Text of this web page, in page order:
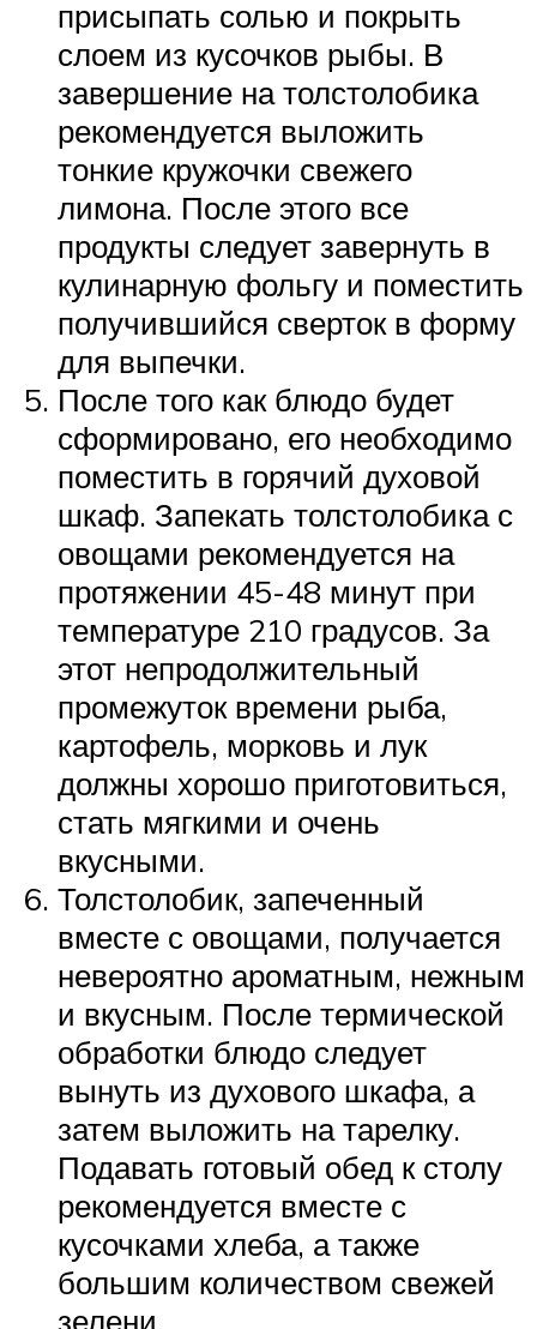
присыпать солью и покрыть
слоем из кусочков рыбы. В
завершение на толстолобика
рекомендуется выложить
тонкие кружочки свежего
лимона. После этого все
продукты следует завернуть в
кулинарную фольгу и поместить
получившийся сверток в форму
для выпечки.
После того как блюдо будет
сформировано, его необходимо
поместить в горячий духовой
шкаф. Запекать толстолобика с
овощами рекомендуется на
протяжении 45-48 минут при
температуре 210 градусов. За
этот непродолжительный
промежуток времени рыба,
картофель, морковь и лук
должны хорошо приготовиться,
стать мягкими и очень
вкусными.
Толстолобик, запеченный
вместе с овощами, получается
невероятно ароматным, нежным
и вкусным. После термической
обработки блюдо следует
вынуть из духового шкафа, а
затем выложить на тарелку.
Подавать готовый обед к столу
рекомендуется вместе с
кусочками хлеба, а также
большим количеством свежей
зелени.